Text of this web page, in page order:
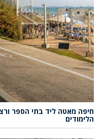
חיפה מאטה ליד בתי הספר
הלימודים